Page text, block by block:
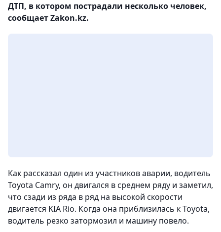
ДТП, в котором пострадали несколько человек,
сообщает Zakon.kz.
Как рассказал один из участников аварии, водитель
Toyota Camry, он двигался в среднем ряду и заметил,
что сзади из ряда в ряд на высокой скорости
двигается KIA Rio. Когда она приблизилась к Toyota,
водитель резко затормозил и машину повело.